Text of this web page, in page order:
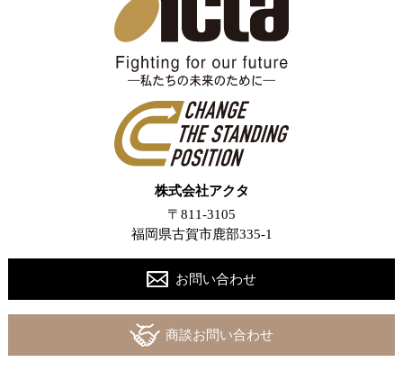
株式会社アクタ
〒811-3105
福岡県古賀市鹿部335-1
お問い合わせ
商談お問い合わせ